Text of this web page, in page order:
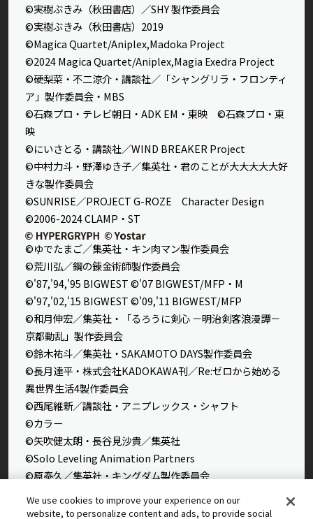
©実樹ぶきみ（秋田書店）／SHY 製作委員会
©実樹ぶきみ（秋田書店）2019
©Magica Quartet/Aniplex,Madoka Project
©2024 Magica Quartet/Aniplex,Magia Exedra Project
©硬梨菜・不二涼介・講談社／「シャングリラ・フロンティ
ア」製作委員会・MBS
©石森プロ・テレビ朝日・ADK EM・東映 ©石森プロ・東
映
©にいさとる・講談社／WIND BREAKER Project
©中村力斗・野澤ゆき子／集英社・君のことが大大大大大好
きな製作委員会
©SUNRISE／PROJECT G-ROZE Character Design
©2006-2024 CLAMP・ST
©ゆでたまご／集英社・キン肉マン製作委員会
©荒川弘／鋼の錬金術師製作委員会
©'87,'94,'95 BIGWEST ©'07 BIGWEST/MFP・M
©'97,'02,'15 BIGWEST ©'09,'11 BIGWEST/MFP
©和月伸宏／集英社・「るろうに剣心 －明治剣客浪漫譚－
京都動乱」製作委員会
©鈴木祐斗／集英社・SAKAMOTO DAYS製作委員会
©長月達平・株式会社KADOKAWA刊／Re:ゼロから始める
異世界生活4製作委員会
©西尾維新／講談社・アニプレックス・シャフト
©カラー
©矢吹健太朗・長谷見沙貴／集英社
©Solo Leveling Animation Partners
©原泰久／集英社・キングダム製作委員会
©石田スイ／集英社・東京喰種：re製作委員会
We use cookies to improve your experience on our
website, to personalize content and ads, to provide social